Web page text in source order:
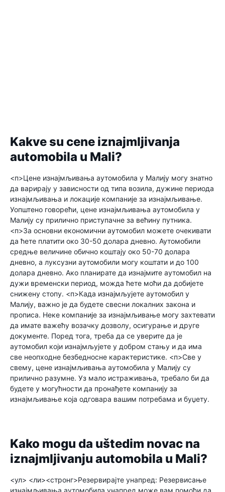
Kakve su cene iznajmljivanja
automobila u Mali?
<п>Цене изнајмљивања аутомобила у Малију могу знатно
да варирају у зависности од типа возила, дужине периода
изнајмљивања и локације компаније за изнајмљивање.
Уопштено говорећи, цене изнајмљивања аутомобила у
Малију су прилично приступачне за већину путника.
<п>За основни економични аутомобил можете очекивати
да ћете платити око 30-50 долара дневно. Аутомобили
средње величине обично коштају око 50-70 долара
дневно, а луксузни аутомобили могу коштати и до 100
долара дневно. Ако планирате да изнајмите аутомобил на
дужи временски период, можда ћете моћи да добијете
снижену стопу. <п>Када изнајмљујете аутомобил у
Малију, важно је да будете свесни локалних закона и
прописа. Неке компаније за изнајмљивање могу захтевати
да имате важећу возачку дозволу, осигурање и друге
документе. Поред тога, треба да се уверите да је
аутомобил који изнајмљујете у добром стању и да има
све неопходне безбедносне карактеристике. <п>Све у
свему, цене изнајмљивања аутомобила у Малију су
прилично разумне. Уз мало истраживања, требало би да
будете у могућности да пронађете компанију за
изнајмљивање која одговара вашим потребама и буџету.
Kako mogu da uštedim novac na
iznajmljivanju automobila u Mali?
<ул> <ли><стронг>Резервирајте унапред: Резервисање
изнајмљивања аутомобила унапред може вам помоћи да